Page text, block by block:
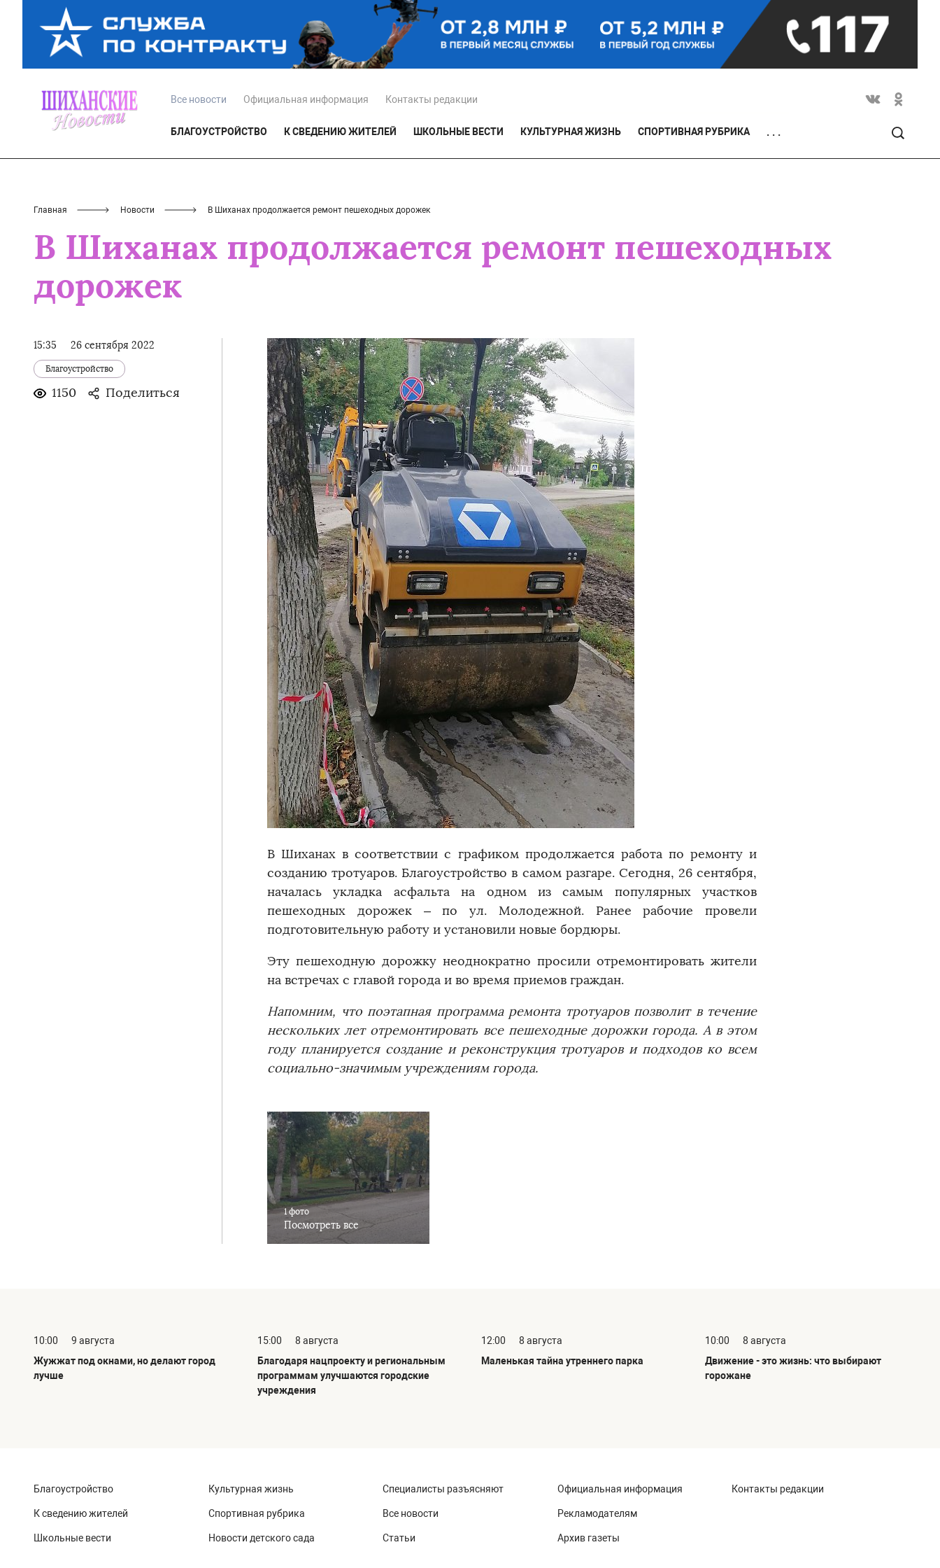
Все новости Официальная информация Контакты редакции
БЛАГОУСТРОЙСТВО К СВЕДЕНИЮ ЖИТЕЛЕЙ ШКОЛЬНЫЕ ВЕСТИ КУЛЬТУРНАЯ ЖИЗНЬ СПОРТИВНАЯ РУБРИКА . . .
Главная Новости В Шиханах продолжается ремонт пешеходных дорожек
В Шиханах продолжается ремонт пешеходных
дорожек
15:35 26 сентября 2022
Благоустройство
1150 Поделиться
В Шиханах в соответствии с графиком продолжается работа по ремонту и
созданию тротуаров. Благоустройство в самом разгаре. Сегодня, 26 сентября,
началась укладка асфальта на одном из самым популярных участков
пешеходных дорожек – по ул. Молодежной. Ранее рабочие провели
подготовительную работу и установили новые бордюры.
Эту пешеходную дорожку неоднократно просили отремонтировать жители
на встречах с главой города и во время приемов граждан.
Напомним, что поэтапная программа ремонта тротуаров позволит в течение
нескольких лет отремонтировать все пешеходные дорожки города. А в этом
году планируется создание и реконструкция тротуаров и подходов ко всем
социально-значимым учреждениям города.
1 фото
Посмотреть все
10:00
9 августа
Жужжат под окнами, но делают город
лучше
15:00
8 августа
Благодаря нацпроекту и региональным
программам улучшаются городские
учреждения
12:00
8 августа
Маленькая тайна утреннего парка
10:00
8 августа
Движение - это жизнь: что выбирают
горожане
Благоустройство
К сведению жителей
Школьные вести
Культурная жизнь
Спортивная рубрика
Новости детского сада
Специалисты разъясняют
Все новости
Статьи
Официальная информация
Рекламодателям
Архив газеты
Контакты редакции